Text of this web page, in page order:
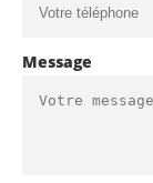
Message